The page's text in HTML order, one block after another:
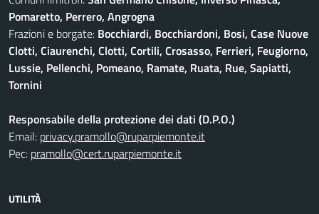
Pomaretto, Perrero, Angrogna
Frazioni e borgate: Bocchiardi, Bocchiardoni, Bosi, Case Nuove
Clotti, Ciaurenchi, Clotti, Cortili, Crosasso, Ferrieri, Feugiorno,
Lussie, Pellenchi, Pomeano, Ramate, Ruata, Rue, Sapiatti,
Tornini
Responsabile della protezione dei dati (D.P.O.)
Email: privacy.pramollo@ruparpiemonte.it
Pec: pramollo@cert.ruparpiemonte.it
UTILITÀ